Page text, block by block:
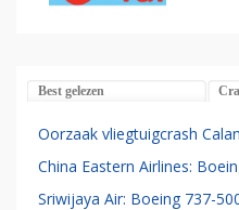
Best gelezen
Oorzaak vliegtuigcrash
China Eastern Airlines:
Sriwijaya Air: Boeing 737-